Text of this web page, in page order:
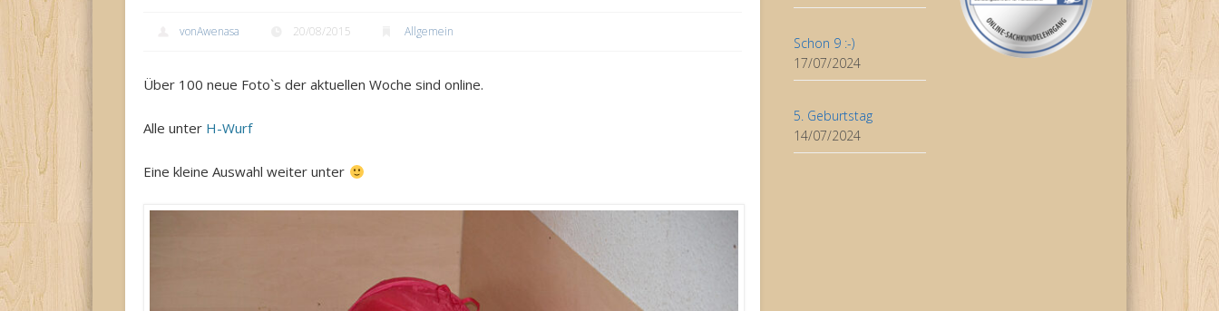
vonAwenasa 20/08/2015 Allgemein
Über 100 neue Foto`s der aktuellen Woche sind online.
Alle unter H-Wurf
Eine kleine Auswahl weiter unter
Schon 9 :-)
17/07/2024
5. Geburtstag
14/07/2024